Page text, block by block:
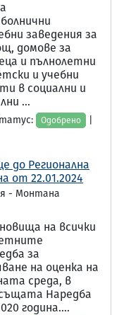
заведения за
домове за
и пълнолетни
и учебни
в социални и
...
Одобрено
до Регионална
от 22.01.2024
- Монтана
на всички
за
на оценка на
среда, в
същата Наредба
година....